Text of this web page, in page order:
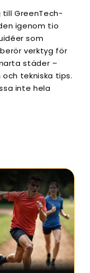
till GreenTech-
igenom tio
som
verktyg för
städer –
tekniska tips.
inte hela